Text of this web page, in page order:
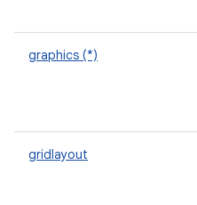
graphics (*)
gridlayout